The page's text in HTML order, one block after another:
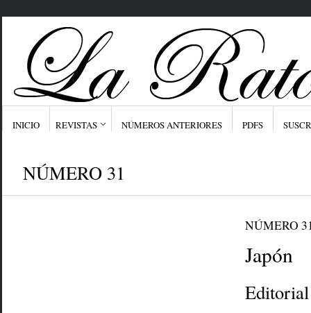
INICIO REVISTAS NÚMEROS ANTERIORES PDFS
NÚMERO 31
NÚMERO
Japón
Editorial